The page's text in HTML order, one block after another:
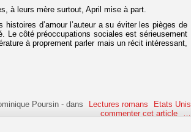
à leurs mère surtout, April mise à part.
d’amour l’auteur a su éviter les pièges de
Le côté préoccupations sociales est sérieusement
à proprement parler mais un récit intéressant,
Poursin -dans Lectures romans
Etats Unis
commenter cet article
…